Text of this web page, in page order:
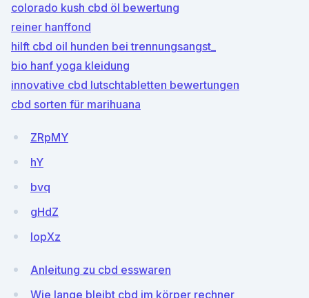
colorado kush cbd öl bewertung
reiner hanffond
hilft cbd oil hunden bei trennungsangst_
bio hanf yoga kleidung
innovative cbd lutschtabletten bewertungen
cbd sorten für marihuana
ZRpMY
hY
bvq
gHdZ
IopXz
Anleitung zu cbd esswaren
Wie lange bleibt cbd im körper rechner